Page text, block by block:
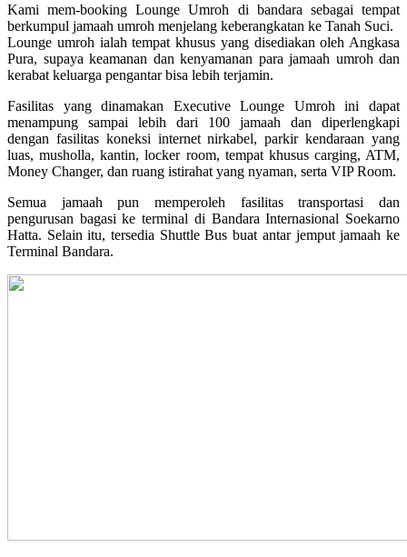
Kami mem-booking Lounge Umroh di bandara sebagai tempat
berkumpul jamaah umroh menjelang keberangkatan ke Tanah Suci.
Lounge umroh ialah tempat khusus yang disediakan oleh Angkasa
Pura, supaya keamanan dan kenyamanan para jamaah umroh dan
kerabat keluarga pengantar bisa lebih terjamin.
Fasilitas yang dinamakan Executive Lounge Umroh ini dapat
menampung sampai lebih dari 100 jamaah dan diperlengkapi
dengan fasilitas koneksi internet nirkabel, parkir kendaraan yang
luas, musholla, kantin, locker room, tempat khusus carging, ATM,
Money Changer, dan ruang istirahat yang nyaman, serta VIP Room.
Semua jamaah pun memperoleh fasilitas transportasi dan
pengurusan bagasi ke terminal di Bandara Internasional Soekarno
Hatta. Selain itu, tersedia Shuttle Bus buat antar jemput jamaah ke
Terminal Bandara.